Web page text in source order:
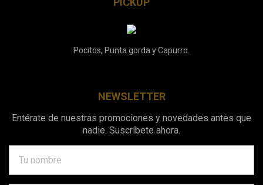
Pocitos, Punta gorda y Capurro.
NEWSLETTER
Entérate de nuestras promociones y novedades antes que
nadie. Suscríbete ahora.